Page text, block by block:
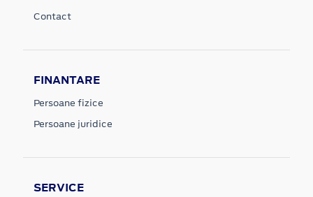
Contact
FINANTARE
Persoane fizice
Persoane juridice
SERVICE